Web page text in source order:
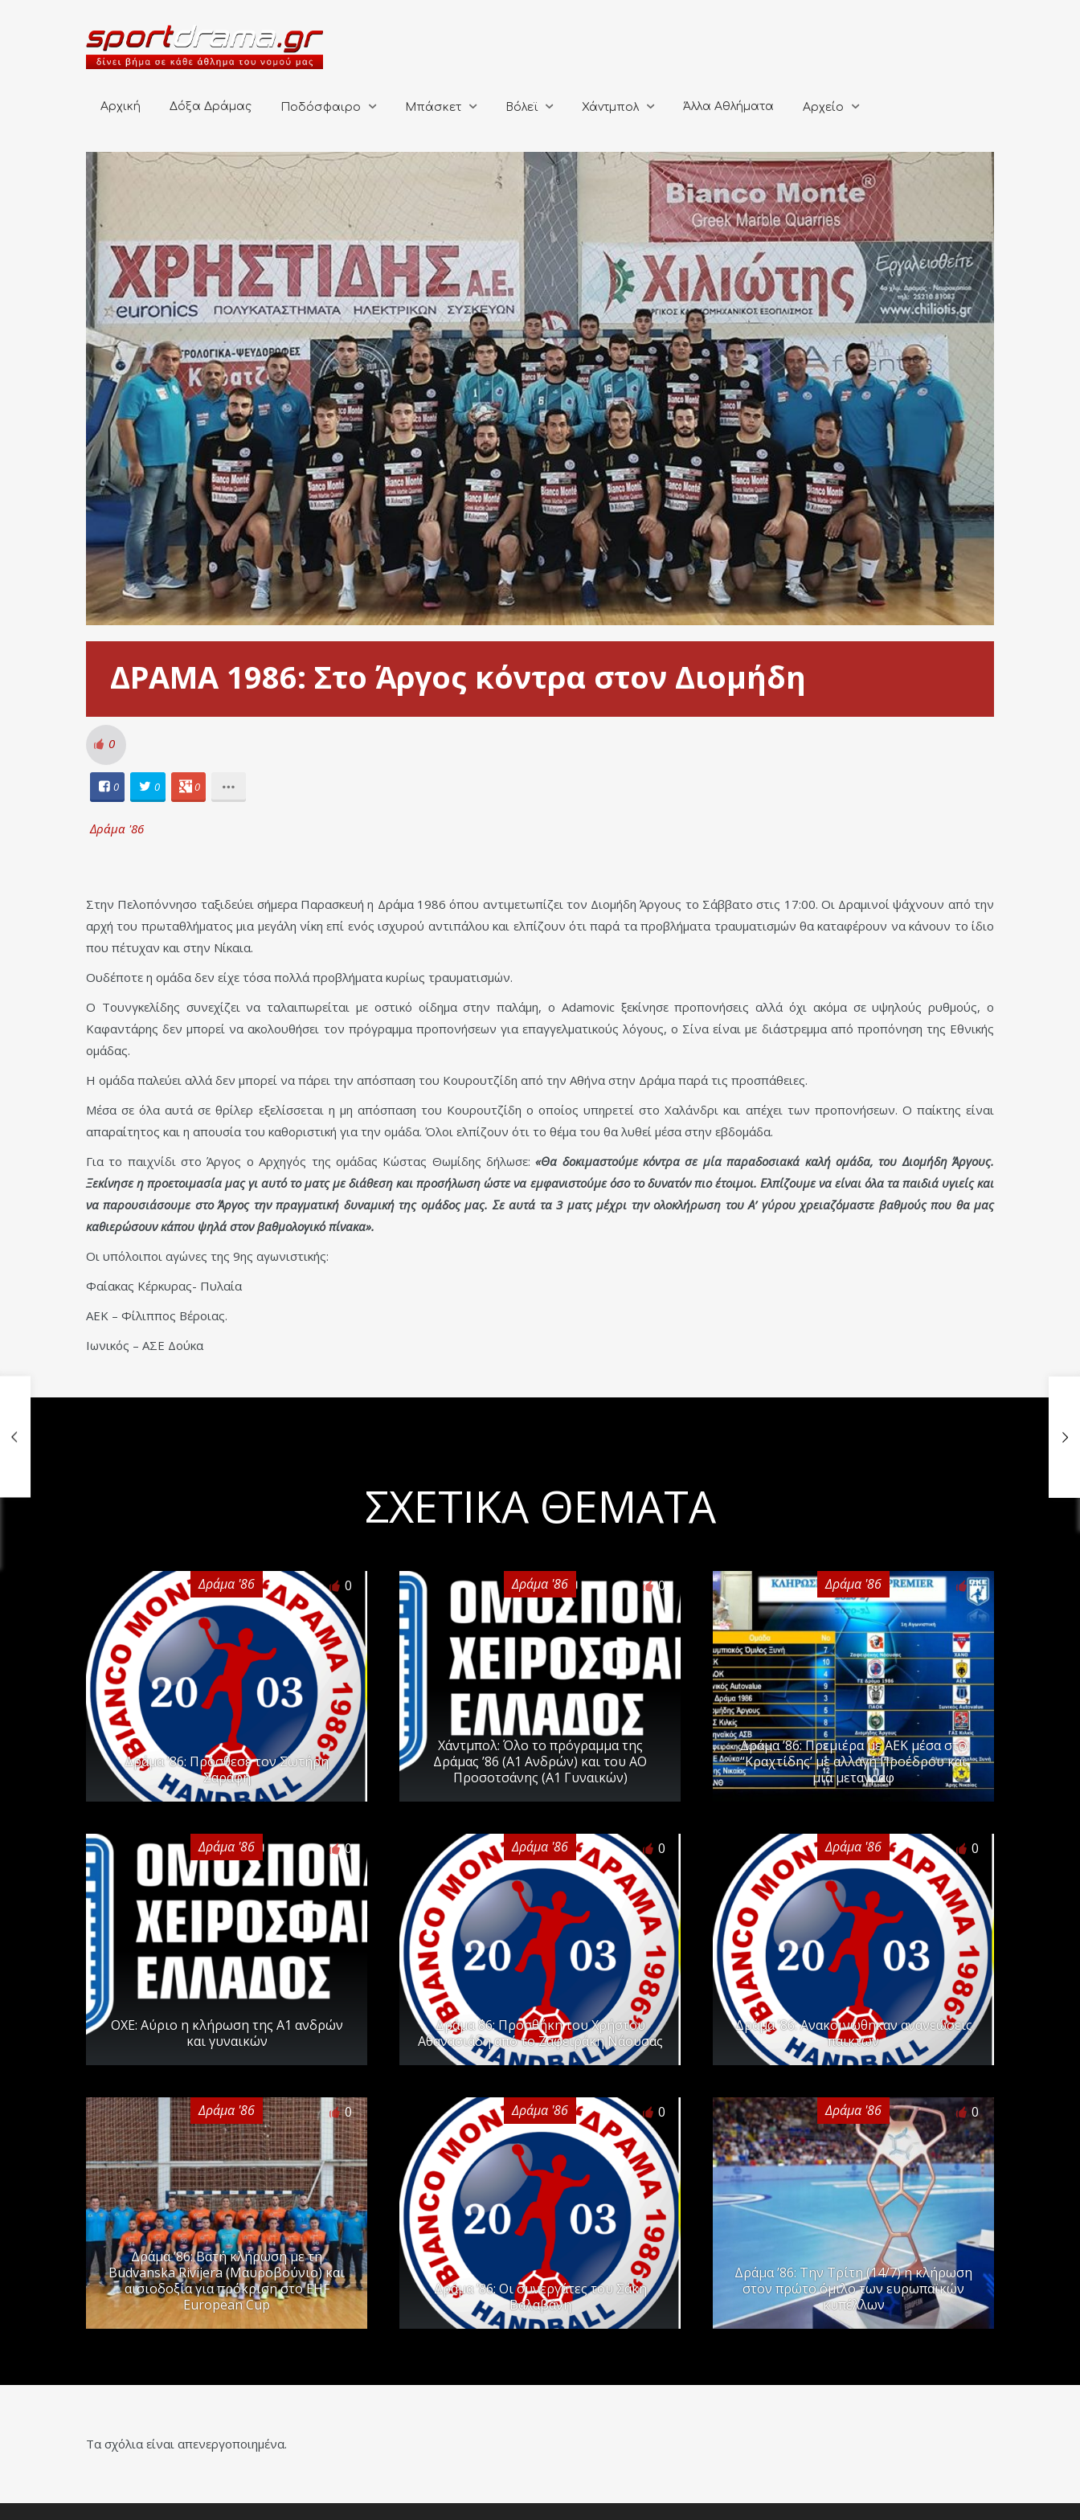
Αρχική Δόξα Δράμας Ποδόσφαιρο Μπάσκετ Βόλεϊ Χάντμπολ Άλλα Αθλήματα Αρχείο
ΔΡΑΜΑ 1986: Στο Άργος κόντρα στον Διομήδη
0
0 0 0
Δράμα '86
Στην Πελοπόννησο ταξιδεύει σήμερα Παρασκευή η Δράμα 1986 όπου αντιμετωπίζει τον Διομήδη Άργους το Σάββατο στις 17:00. Οι Δραμινοί ψάχνουν από την
αρχή του πρωταθλήματος μια μεγάλη νίκη επί ενός ισχυρού αντιπάλου και ελπίζουν ότι παρά τα προβλήματα τραυματισμών θα καταφέρουν να κάνουν το ίδιο
που πέτυχαν και στην Νίκαια.
Ουδέποτε η ομάδα δεν είχε τόσα πολλά προβλήματα κυρίως τραυματισμών.
Ο Τουνγκελίδης συνεχίζει να ταλαιπωρείται με οστικό οίδημα στην παλάμη, ο Adamovic ξεκίνησε προπονήσεις αλλά όχι ακόμα σε υψηλούς ρυθμούς, ο
Καφαντάρης δεν μπορεί να ακολουθήσει τον πρόγραμμα προπονήσεων για επαγγελματικούς λόγους, ο Σίνα είναι με διάστρεμμα από προπόνηση της Εθνικής
ομάδας.
Η ομάδα παλεύει αλλά δεν μπορεί να πάρει την απόσπαση του Κουρουτζίδη από την Αθήνα στην Δράμα παρά τις προσπάθειες.
Μέσα σε όλα αυτά σε θρίλερ εξελίσσεται η μη απόσπαση του Κουρουτζίδη ο οποίος υπηρετεί στο Χαλάνδρι και απέχει των προπονήσεων. Ο παίκτης είναι
απαραίτητος και η απουσία του καθοριστική για την ομάδα. Όλοι ελπίζουν ότι το θέμα του θα λυθεί μέσα στην εβδομάδα.
Για το παιχνίδι στο Άργος ο Αρχηγός της ομάδας Κώστας Θωμίδης δήλωσε: «Θα δοκιμαστούμε κόντρα σε μία παραδοσιακά καλή ομάδα, του Διομήδη Άργους.
Ξεκίνησε η προετοιμασία μας γι αυτό το ματς με διάθεση και προσήλωση ώστε να εμφανιστούμε όσο το δυνατόν πιο έτοιμοι. Ελπίζουμε να είναι όλα τα παιδιά υγιείς και
να παρουσιάσουμε στο Άργος την πραγματική δυναμική της ομάδος μας. Σε αυτά τα 3 ματς μέχρι την ολοκλήρωση του Α’ γύρου χρειαζόμαστε βαθμούς που θα μας
καθιερώσουν κάπου ψηλά στον βαθμολογικό πίνακα».
Οι υπόλοιποι αγώνες της 9ης αγωνιστικής:
Φαίακας Κέρκυρας- Πυλαία
ΑΕΚ – Φίλιππος Βέροιας.
Ιωνικός – ΑΣΕ Δούκα
ΣΧΕΤΙΚΆ ΘΈΜΑΤΑ
Δράμα '86 0
Δράμα ’86: Πρόσθεσε τον Σωτήρη
Σαράφη
Δράμα '86 0
Χάντμπολ: Όλο το πρόγραμμα της
Δράμας ’86 (Α1 Ανδρών) και του ΑΟ
Προσοτσάνης (Α1 Γυναικών)
Δράμα '86 0
Δράμα ’86: Πρεμιέρα με ΑΕΚ μέσα στο
“Κραχτίδης’ με αλλαγή Προέδρου και
μια μεταγραφ
Δράμα '86 0
ΟΧΕ: Αύριο η κλήρωση της Α1 ανδρών
και γυναικών
Δράμα '86 0
Δράμα ΄86: Προσθήκη του Χρήστου
Αθανασιάδη από το Ζαφειράκη Νάουσας
Δράμα '86 0
Δράμα ’86: Ανακοινώθηκαν ανανεώσεις
παικτών
Δράμα '86 0
Δράμα ’86: Βατή κλήρωση με τη
Budvanska Rivijera (Μαυροβούνιο) και
αισιοδοξία για πρόκριση στο EHF
European Cup
Δράμα '86 0
Δράμα ’86: Οι συνεργάτες του Σάκη
Βαλαβάνη
Δράμα '86 0
Δράμα ’86: Την Τρίτη (14/7) η κλήρωση
στον πρώτο όμιλο των ευρωπαϊκών
κυπέλλων
Τα σχόλια είναι απενεργοποιημένα.